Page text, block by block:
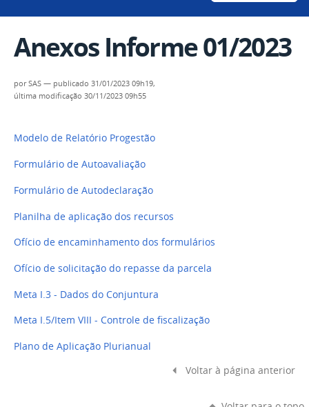
Anexos Informe 01/2023
porSAS — publicado 31/01/2023 09h19,
última modificação 30/11/2023 09h55
Modelo de Relatório Progestão
Formulário de Autoavaliação
Formulário de Autodeclaração
Planilha de aplicação dos recursos
Ofício de encaminhamento dos formulários
Ofício de solicitação do repasse da parcela
Meta I.3 - Dados do Conjuntura
Meta I.5/Item VIII - Controle de fiscalização
Plano de Aplicação Plurianual
Voltar à página anterior